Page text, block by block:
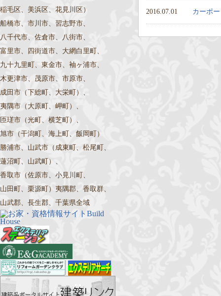
2016.07.01 カーポ
稲毛区、美浜区、花見川区）
船橋市、市川市、習志野市、
八千代市、佐倉市、八街市、
富里市、四街道市、大網白里町、
九十九里町、東金市、袖ヶ浦市、
木更津市、茂原市、市原市、
成田市（下総町、大栄町）、
夷隅市（大原町、岬町）、
匝瑳市（光町、横芝町）、
旭市（干潟町、海上町、飯岡町）
勝浦市、山武市（成東町、松尾町、
蓮沼町、山武町）、
香取市（佐原市、小見川町、
山田町、栗源町）夷隅郡、香取群、
山武郡、長生郡、千葉県全域